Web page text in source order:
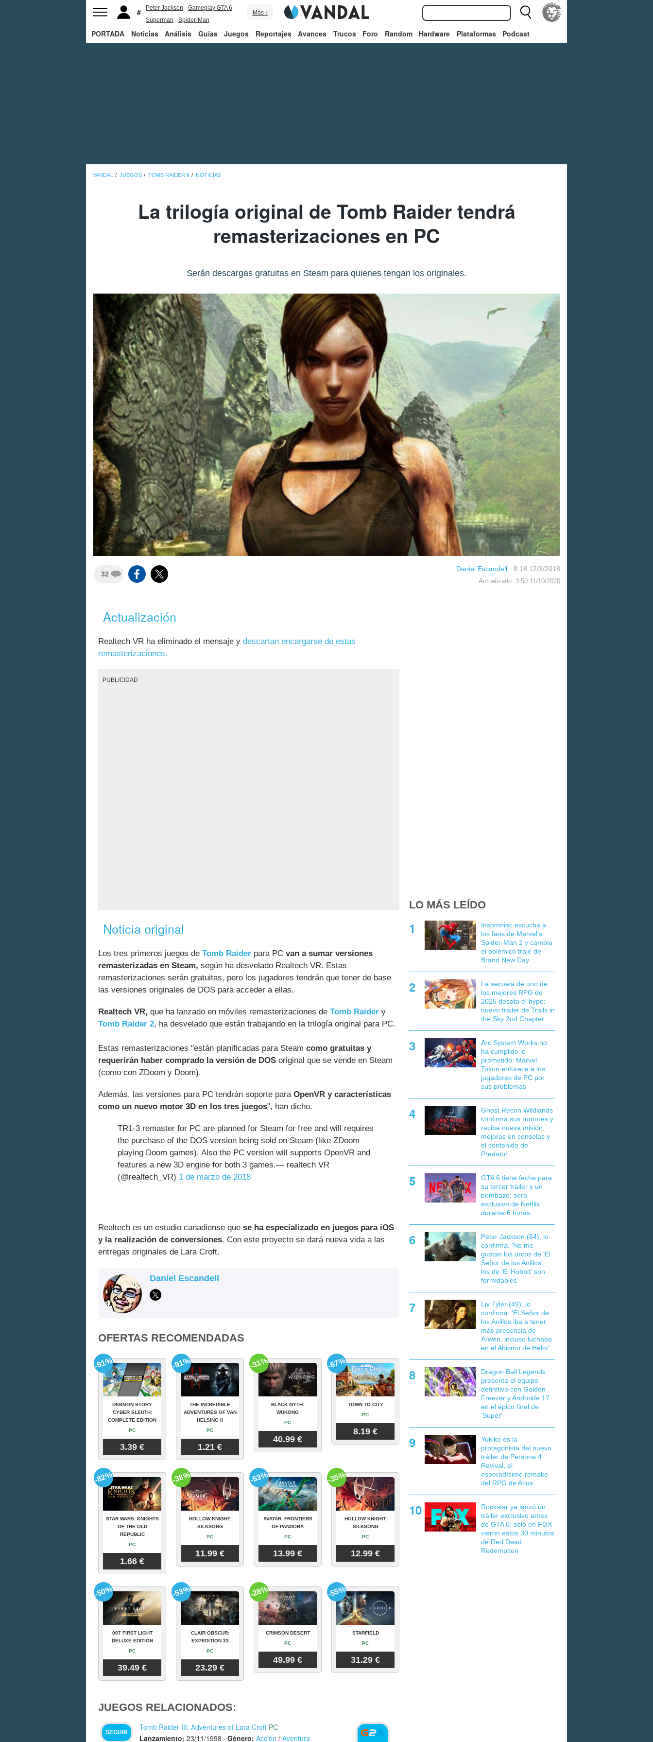
Peter Jackson
Gameplay GTA 6
Superman
Spider-Man
Más ↓
PORTADA Noticias Análisis Guías Juegos Reportajes Avances Trucos Foro Random Hardware Plataformas Podcast
VANDAL JUEGOS TOMB RAIDER II NOTICIAS
La trilogía original de Tomb Raider tendrá
remasterizaciones en PC
Serán descargas gratuitas en Steam para quienes tengan los originales.
32
Daniel Escandell · 8:18 12/3/2018
Actualizado: 3:50 11/10/2020
Actualización
Realtech VR ha eliminado el mensaje y descartan encargarse de estas
remasterizaciones.
PUBLICIDAD
Noticia original
Los tres primeros juegos de Tomb Raider para PC van a sumar versiones
remasterizadas en Steam, según ha desvelado Realtech VR. Estas
remasterizaciones serán gratuitas, pero los jugadores tendrán que tener de base
las versiones originales de DOS para acceder a ellas.
Realtech VR, que ha lanzado en móviles remasterizaciones de Tomb Raider y
Tomb Raider 2, ha desvelado que están trabajando en la trilogía original para PC.
Estas remasterizaciones "están planificadas para Steam como gratuitas y
requerirán haber comprado la versión de DOS original que se vende en Steam
(como con ZDoom y Doom).
Además, las versiones para PC tendrán soporte para OpenVR y características
como un nuevo motor 3D en los tres juegos", han dicho.
TR1-3 remaster for PC are planned for Steam for free and will requires
the purchase of the DOS version being sold on Steam (like ZDoom
playing Doom games). Also the PC version will supports OpenVR and
features a new 3D engine for both 3 games.— realtech VR
(@realtech_VR) 1 de marzo de 2018
Realtech es un estudio canadiense que se ha especializado en juegos para iOS
y la realización de conversiones. Con este proyecto se dará nueva vida a las
entregas originales de Lara Croft.
Daniel Escandell
OFERTAS RECOMENDADAS
DIGIMON STORY
CYBER SLEUTH:
COMPLETE EDITION
PC
3.39 €
-91%
THE INCREDIBLE
ADVENTURES OF VAN
HELSING II
PC
1.21 €
-91%
BLACK MYTH:
WUKONG
PC
40.99 €
-31%
TOWN TO CITY
PC
8.19 €
-67%
STAR WARS: KNIGHTS
OF THE OLD
REPUBLIC
PC
1.66 €
-82%
HOLLOW KNIGHT:
SILKSONG
PC
11.99 €
-38%
AVATAR: FRONTIERS
OF PANDORA
PC
13.99 €
-53%
HOLLOW KNIGHT:
SILKSONG
PC
12.99 €
-35%
007 FIRST LIGHT
DELUXE EDITION
PC
39.49 €
-50%
CLAIR OBSCUR:
EXPEDITION 33
PC
23.29 €
-53%
CRIMSON DESERT
PC
49.99 €
-28%
STARFIELD
PC
31.29 €
-55%
JUEGOS RELACIONADOS:
SEGUIR
Tomb Raider III: Adventures of Lara Croft PC
Lanzamiento: 23/11/1998 · Género: Acción / Aventura
LO MÁS LEÍDO
Insomniac escucha a
los fans de Marvel's
Spider-Man 2 y cambia
el polémico traje de
Brand New Day
La secuela de uno de
los mejores RPG de
2025 desata el hype:
nuevo tráiler de Trails in
the Sky 2nd Chapter
Arc System Works no
ha cumplido lo
prometido: Marvel
Tokon enfurece a los
jugadores de PC por
sus problemas
Ghost Recon Wildlands
confirma sus rumores y
recibe nueva misión,
mejoras en consolas y
el contenido de
Predator
GTA 6 tiene fecha para
su tercer tráiler y un
bombazo: será
exclusivo de Netflix
durante 6 horas
Peter Jackson (64), lo
confirma: 'No me
gustan los orcos de 'El
Señor de los Anillos',
los de 'El Hobbit' son
formidables'
Liv Tyler (49), lo
confirma: 'El Señor de
los Anillos iba a tener
más presencia de
Arwen, incluso luchaba
en el Abismo de Helm'
Dragon Ball Legends
presenta el equipo
definitivo con Golden
Freezer y Androide 17
en el épico final de
'Super'
Yukiko es la
protagonista del nuevo
tráiler de Persona 4
Revival, el
esperadísimo remake
del RPG de Atlus
Rockstar ya lanzó un
tráiler exclusivo antes
de GTA 6: solo en FOX
vieron estos 30 minutos
de Red Dead
Redemption